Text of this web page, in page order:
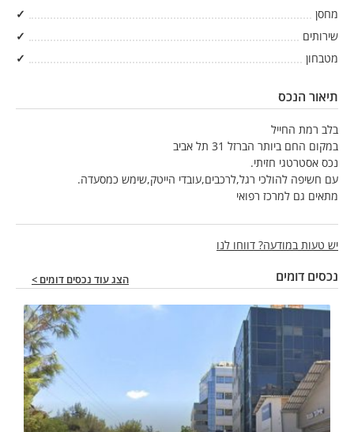
מחסן
✓
שירותים
✓
מטבחון
✓
תיאור הנכס
בלב רמת החייל
במקום החם ביותר הברזל 31 תל אביב
נכס אסטרטגי חזיתי.
עם חשיפה להולכי רגל,לרכבים,עובדי הייטק,שימש כמסעדה.
מתאים גם למרכז רפואי
יש טעות במודעה? דווחו לנו
נכסים דומים הצג עוד נכסים דומים >